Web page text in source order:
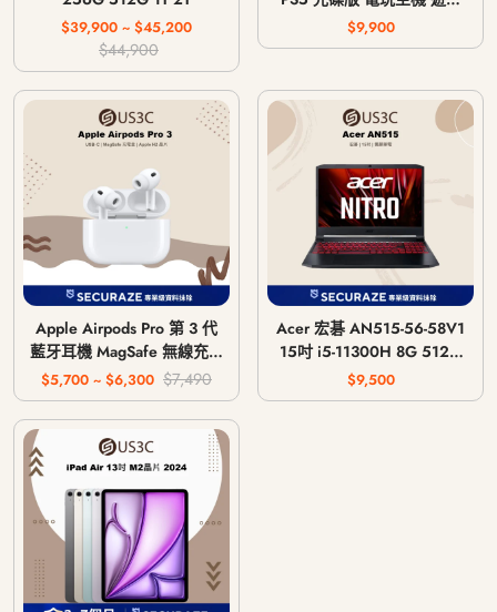
$39,900 ~ $45,200
$44,900
主機 CFI-1018A / CFI-
1118A / CFI-1218A
$9,900
Apple Airpods Pro 第 3 代
藍牙耳機 MagSafe 無線充電
版 USB-C
$5,700 ~ $6,300 $7,490
Acer 宏碁 AN515-56-58V1
15吋 i5-11300H 8G 512G
GTX 1650 4G
$9,500